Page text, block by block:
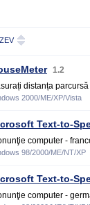
1.2
distanța
2000/ME/XP/Vista
Text-to-
computer -
98/2000/ME/NT/XP
Text-to-
computer -